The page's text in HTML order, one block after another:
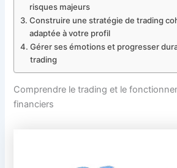
risques majeurs
Construire une stratégie de trading
adaptée à votre profil
Gérer ses émotions et progresser
trading
Comprendre le trading et le
financiers